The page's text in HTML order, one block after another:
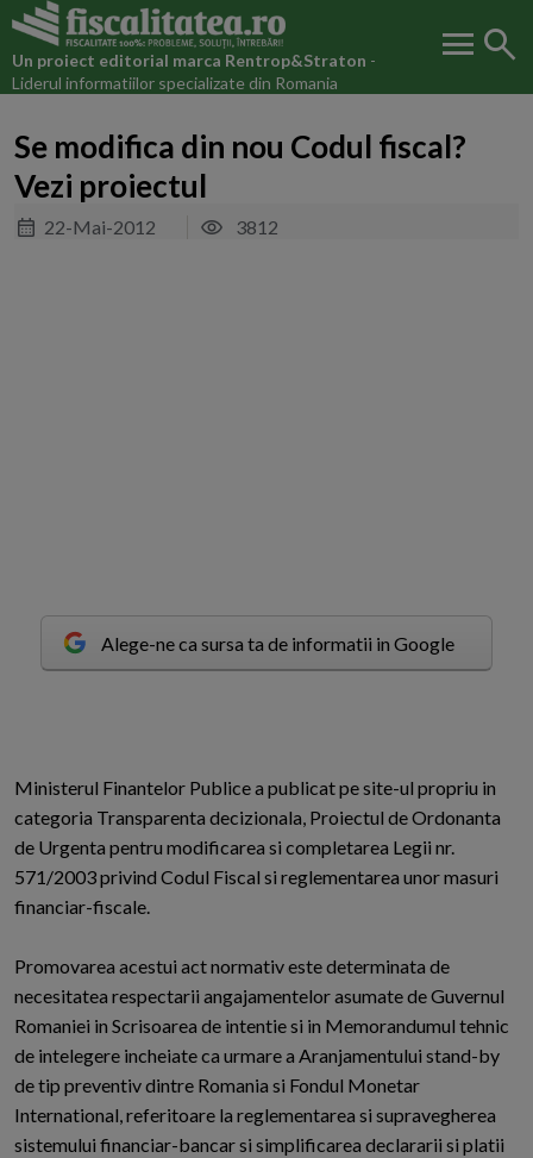
Un proiect editorial marca Rentrop&Straton -
Liderul informatiilor specializate din Romania
menu search
Se modifica din nou Codul fiscal?
Vezi proiectul
22-Mai-2012 3812
Alege-ne ca sursa ta de informatii in Google
Ministerul Finantelor Publice a publicat pe site-ul propriu in
categoria Transparenta decizionala, Proiectul de Ordonanta
de Urgenta pentru modificarea si completarea Legii nr.
571/2003 privind Codul Fiscal si reglementarea unor masuri
financiar-fiscale.
Promovarea acestui act normativ este determinata de
necesitatea respectarii angajamentelor asumate de Guvernul
Romaniei in Scrisoarea de intentie si in Memorandumul tehnic
de intelegere incheiate ca urmare a Aranjamentului stand-by
de tip preventiv dintre Romania si Fondul Monetar
International, referitoare la reglementarea si supravegherea
sistemului financiar-bancar si simplificarea declararii si platii